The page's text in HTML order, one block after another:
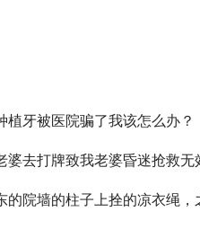
植牙被医院骗了我该怎么办？
去打牌致我老婆昏迷抢救无效死
的柱子上拴的凉衣绳，之后柱子倒了砸了别人的